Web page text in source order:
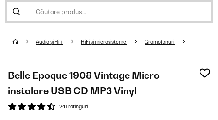
Audio și Hifi HiFi și microsisteme Gramofonuri
Belle Epoque 1908 Vintage Micro
instalare USB CD MP3 Vinyl
241 ratinguri